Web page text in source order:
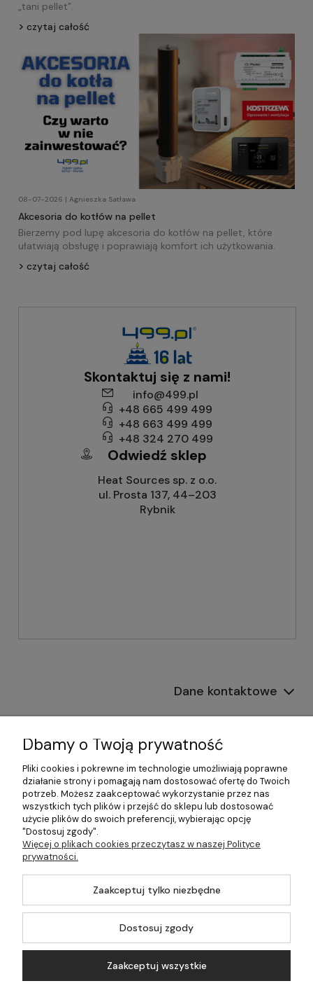
„tani pellet”.
czytaj całość
08-07-2026 | Agnieszka Satława
Akcesoria do kotłów na pellet
Bierzemy pod lupę akcesoria do kotłów na pellet, które
ułatwiają obsługę i poprawiają komfort ich użytkowania.
czytaj całość
Skontaktuj się z nami!
info@499.pl
+48 665 499 499
+48 663 499 499
+48 324 270 499
Odwiedź sklep
Heat Sources sp. z o.o.
ul. Prosta 137, 44–203
Rybnik
Dane kontaktowe
Informacje
Płatności i dostawa
Pomoc
Moje konto
©2026 Wszelkie Prawa Zastrzeżone | 499.pl - najlepszy sklep z
Dbamy o Twoją prywatność
Pliki cookies i pokrewne im technologie umożliwiają poprawne
działanie strony i pomagają nam dostosować ofertę do Twoich
potrzeb. Możesz zaakceptować wykorzystanie przez nas
wszystkich tych plików i przejść do sklepu lub dostosować
użycie plików do swoich preferencji, wybierając opcję
"Dostosuj zgody".
Więcej o plikach cookies przeczytasz w naszej Polityce
prywatności.
Zaakceptuj tylko niezbędne
Dostosuj zgody
Zaakceptuj wszystkie